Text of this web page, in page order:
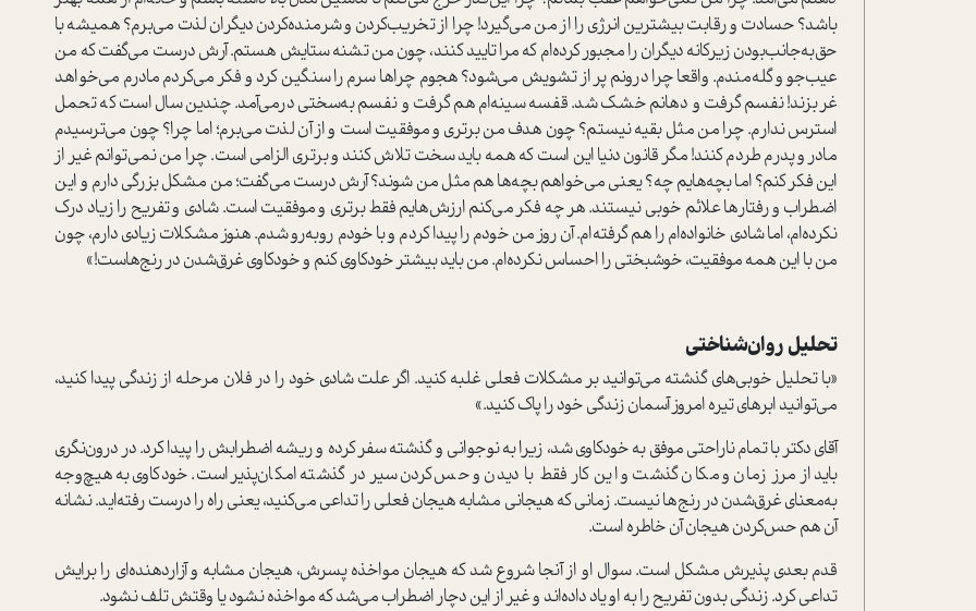
باشد؟ حسادت و رقابت بیشترین انرژی را از من می‌گیرد! چرا از تخریب‌کردن و شرمنده‌کردن دیگران لذت می‌برم؟ همیشه با
حق‌به‌جانب‌بودن زیرکانه دیگران را مجبور کرده‌ام که مرا تایید کنند، چون من تشنه ستایش هستم. آرش درست می‌گفت که من
عیب‌جو و گله‌مندم. واقعا چرا درونم پر از تشویش می‌شود؟ هجوم چراها سرم را سنگین کرد و فکر می‌کردم مادرم می‌خواهد
غر بزند! نفسم گرفت و دهانم خشک شد. قفسه سینه‌ام هم گرفت و نفسم به‌سختی در‌می‌آمد. چندین سال است که تحمل
استرس ندارم. چرا من مثل بقیه نیستم؟ چون هدف من برتری و موفقیت است و از آن لذت می‌برم؛ اما چرا؟ چون می‌ترسیدم
مادر و پدرم طردم کنند! مگر قانون دنیا این است که همه باید سخت تلاش کنند و برتری الزامی‌ است. چرا من نمی‌توانم غیر از
این فکر کنم؟ اما بچه‌هایم چه؟ یعنی می‌خواهم بچه‌ها هم مثل من شوند؟ آرش درست می‌گفت؛ من مشکل بزرگی دارم و این
اضطراب و رفتارها علائم خوبی نیستند. هر چه فکر می‌کنم ارزش‌هایم فقط برتری و موفقیت است. شادی و تفریح را زیاد درک
نکرده‌ام، اما شادی خانواده‌ام را هم گرفته‌ام. آن روز من خودم را پیدا کردم و با خودم روبه‌رو شدم. هنوز مشکلات زیادی دارم، چون
من با این همه موفقیت، خوشبختی را احساس نکرده‌ام. من باید بیشتر خود‌کاوی کنم و خود‌کاوی غرق‌شدن در رنج‌هاست!»
تحلیل روان‌شناختی
«با تحلیل خوبی‌های گذشته می‌توانید بر مشکلات فعلی غلبه کنید. اگر علت شادی خود را در فلان مرحله از زندگی پیدا کنید،
می‌توانید ابرهای تیره‌ امروز آسمان زندگی خود را پاک کنید.»
آقای دکتر با تمام ناراحتی موفق به خودکاوی شد، زیرا به نوجوانی و گذشته سفر کرده و ریشه اضطرابش را پیدا کرد. در درون‌نگری
باید از مرز زمان و مکان گذشت و این کار فقط با دیدن و حس‌کردن سیر در گذشته امکان‌پذیر است. خودکاوی به‌‌هیچ‌‌وجه
به‌معنای غرق‌شدن در رنج‌ها نیست. زمانی که هیجانی مشابه هیجان فعلی را تداعی می‌کنید، یعنی راه را درست رفته‌اید. نشانه
آن هم حس‌کردن هیجان آن خاطره است.
قدم بعدی پذیرش مشکل است. سوال او از آنجا شروع شد که هیجان مواخذه پسرش، هیجان مشابه و آزار‌دهنده‌ای را برایش
تداعی کرد. زندگی بدون تفریح را به او یاد داده‌اند و غیر از این دچار اضطراب می‌شد که مواخذه نشود یا وقتش تلف نشود.